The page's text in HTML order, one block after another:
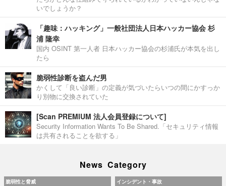
いでしょうか？
「趣味：ハッキング」一般社団法人日本ハッカー協会 杉
浦 隆幸
国内 OSINT 第一人者 日本ハッカー協会の杉浦氏が本気を出し
たら
脆弱性診断を盗んだ男
かくして「良い診断」の定義が気づいたらいつの間にかすっか
り別物に交換されていた
[Scan PREMIUM 法人会員登録について]
Security Information Wants To Be Shared.「セキュリティ情報
は共有されることを欲する」
News Category
脆弱性と脅威 インシデント・事故